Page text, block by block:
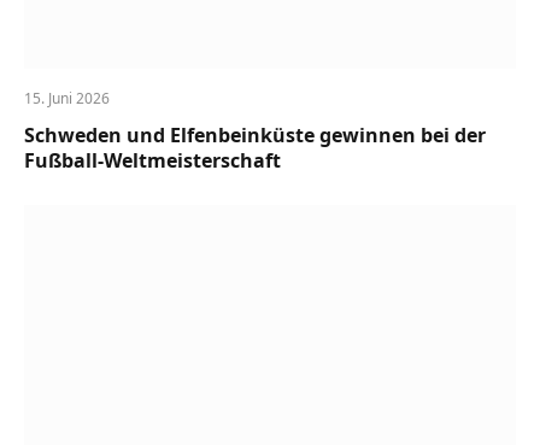
15. Juni 2026
Schweden und Elfenbeinküste gewinnen bei der
Fußball-Weltmeisterschaft